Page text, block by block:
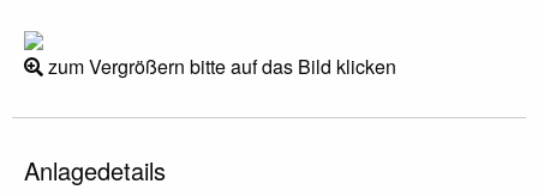
zum Vergrößern bitte auf das Bild klicken
Anlagedetails